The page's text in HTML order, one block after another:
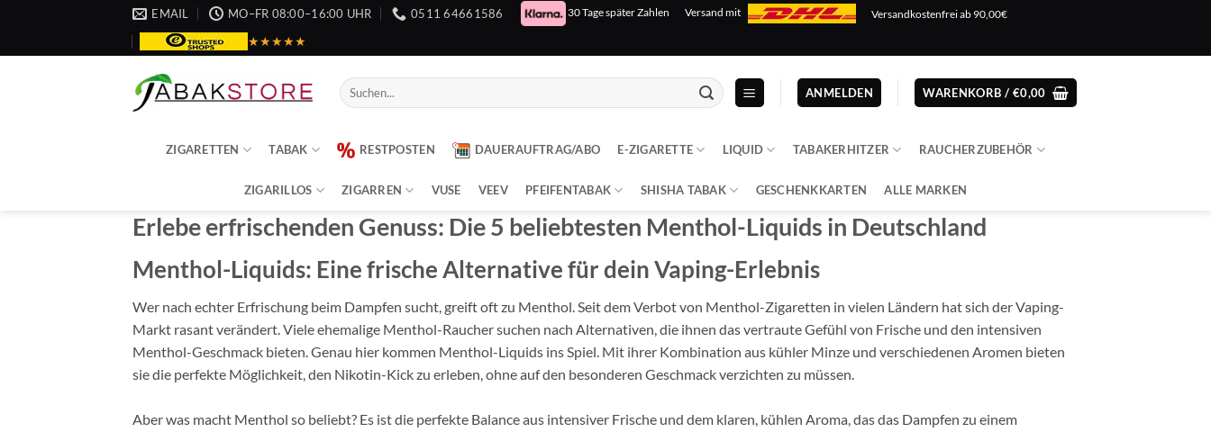
springen
EMAIL MO–FR 08:00–16:00 UHR 0511 64661586 30 Tage später Zahlen Versand mit Versandkostenfrei ab 90,00€
★★★★★
Suche
nach:
ANMELDEN WARENKORB / €0,00
ZIGARETTEN TABAK RESTPOSTEN DAUERAUFTRAG/ABO E-ZIGARETTE LIQUID TABAKERHITZER RAUCHERZUBEHÖR
ZIGARILLOS ZIGARREN VUSE VEEV PFEIFENTABAK SHISHA TABAK GESCHENKKARTEN ALLE MARKEN
Erlebe erfrischenden Genuss: Die 5 beliebtesten Menthol-Liquids in Deutschland
Menthol-Liquids: Eine frische Alternative für dein Vaping-Erlebnis
Wer nach echter Erfrischung beim Dampfen sucht, greift oft zu Menthol. Seit dem Verbot von Menthol-Zigaretten in vielen Ländern hat sich der Vaping-
Markt rasant verändert. Viele ehemalige Menthol-Raucher suchen nach Alternativen, die ihnen das vertraute Gefühl von Frische und den intensiven
Menthol-Geschmack bieten. Genau hier kommen Menthol-Liquids ins Spiel. Mit ihrer Kombination aus kühler Minze und verschiedenen Aromen bieten
sie die perfekte Möglichkeit, den Nikotin-Kick zu erleben, ohne auf den besonderen Geschmack verzichten zu müssen.
Aber was macht Menthol so beliebt? Es ist die perfekte Balance aus intensiver Frische und dem klaren, kühlen Aroma, das das Dampfen zu einem